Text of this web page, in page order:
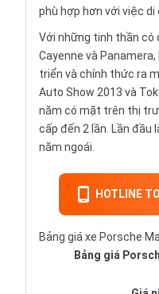
phù hợp hơn với việc di
Với những tinh thần
Cayenne và
triển và chính thức ra
Auto Show 2013 và
năm có mặt trên thị
cấp đến 2 lần. Lần đầu
năm ngoái.
HOTLINE
Bảng giá xe Porsche
Bảng giá